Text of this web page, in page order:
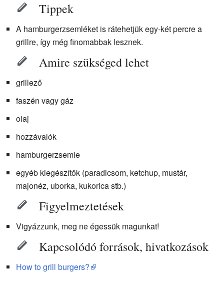
Tippek
A hamburgerzsemléket is rátehetjük egy-két percre a
grillre, így még finomabbak lesznek.
Amire szükséged lehet
grillező
faszén vagy gáz
olaj
hozzávalók
hamburgerzsemle
egyéb kiegészítők (paradicsom, ketchup, mustár,
majonéz, uborka, kukorica stb.)
Figyelmeztetések
Vigyázzunk, meg ne égessük magunkat!
Kapcsolódó források, hivatkozások
How to grill burgers?